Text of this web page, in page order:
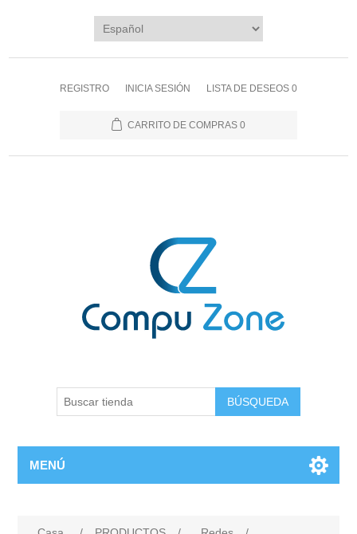
REGISTRO INICIA SESIÓN LISTA DE DESEOS 0
CARRITO DE COMPRAS 0
BÚSQUEDA
MENÚ